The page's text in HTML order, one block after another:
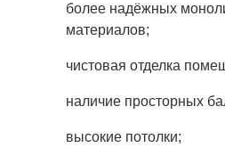
более надёжных
материалов;
чистовая отделка
наличие просторных
высокие потолки;